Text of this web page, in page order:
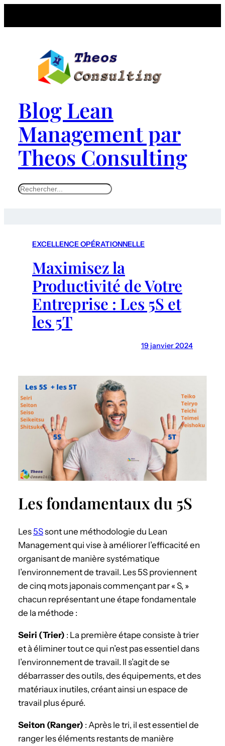
Blog Lean
Management par
Theos Consulting
S
EXCELLENCE OPÉRATIONNELLE
Maximisez la
Productivité de Votre
Entreprise : Les 5S et
les 5T
19 janvier 2024
Les fondamentaux du 5S
Les 5Ssont une méthodologie du Lean
Management qui vise à améliorer l’efficacité en
organisant de manière systématique
l’environnement de travail. Les 5S proviennent
de cinq mots japonais commençant par « S, »
chacun représentant une étape fondamentale
de la méthode :
Seiri (Trier) : La première étape consiste à trier
et à éliminer tout ce qui n’est pas essentiel dans
l’environnement de travail. Il s’agit de se
débarrasser des outils, des équipements, et des
matériaux inutiles, créant ainsi un espace de
travail plus épuré.
Seiton (Ranger) : Après le tri, il est essentiel de
ranger les éléments restants de manière